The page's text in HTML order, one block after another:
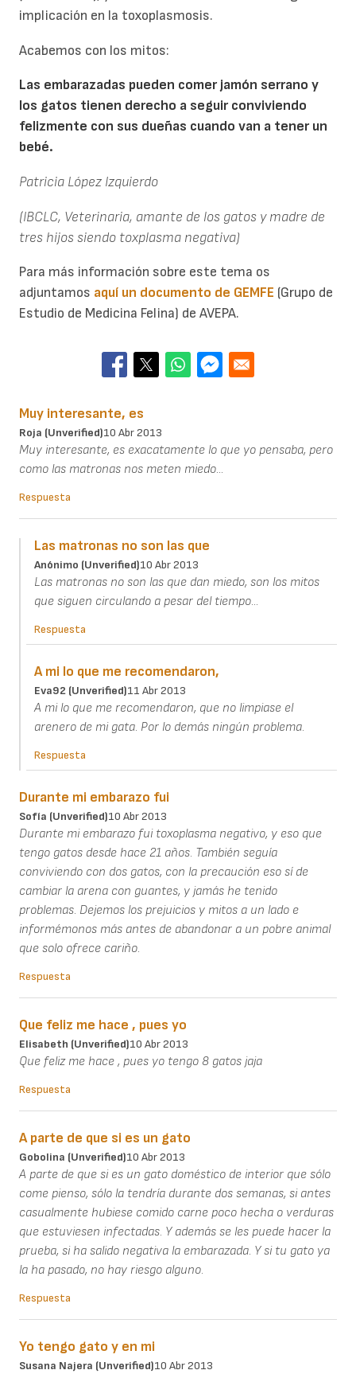
implicación en la toxoplasmosis.
Acabemos con los mitos:
Las embarazadas pueden comer jamón serrano y
los gatos tienen derecho a seguir conviviendo
felizmente con sus dueñas cuando van a tener un
bebé.
Patricia López Izquierdo
(IBCLC, Veterinaria, amante de los gatos y madre de
tres hijos siendo toxplasma negativa)
Para más información sobre este tema os
adjuntamos aquí un documento de GEMFE (Grupo de
Estudio de Medicina Felina) de AVEPA.
Muy interesante, es
Roja (unverified)10 Abr 2013
Muy interesante, es exacatamente lo que yo pensaba, pero
como las matronas nos meten miedo...
Respuesta
Las matronas no son las que
Anónimo (unverified)10 Abr 2013
Las matronas no son las que dan miedo, son los mitos
que siguen circulando a pesar del tiempo...
Respuesta
A mi lo que me recomendaron,
Eva92 (unverified)11 Abr 2013
A mi lo que me recomendaron, que no limpiase el
arenero de mi gata. Por lo demás ningún problema.
Respuesta
Durante mi embarazo fui
Sofía (unverified)10 Abr 2013
Durante mi embarazo fui toxoplasma negativo, y eso que
tengo gatos desde hace 21 años. También seguía
conviviendo con dos gatos, con la precaución eso sí de
cambiar la arena con guantes, y jamás he tenido
problemas. Dejemos los prejuicios y mitos a un lado e
informémonos más antes de abandonar a un pobre animal
que solo ofrece cariño.
Respuesta
Que feliz me hace , pues yo
Elisabeth (unverified)10 Abr 2013
Que feliz me hace , pues yo tengo 8 gatos jaja
Respuesta
A parte de que si es un gato
Gobolina (unverified)10 Abr 2013
A parte de que si es un gato doméstico de interior que sólo
come pienso, sólo la tendría durante dos semanas, si antes
casualmente hubiese comido carne poco hecha o verduras
que estuviesen infectadas. Y además se les puede hacer la
prueba, si ha salido negativa la embarazada. Y si tu gato ya
la ha pasado, no hay riesgo alguno.
Respuesta
Yo tengo gato y en mi
Susana Najera (unverified)10 Abr 2013